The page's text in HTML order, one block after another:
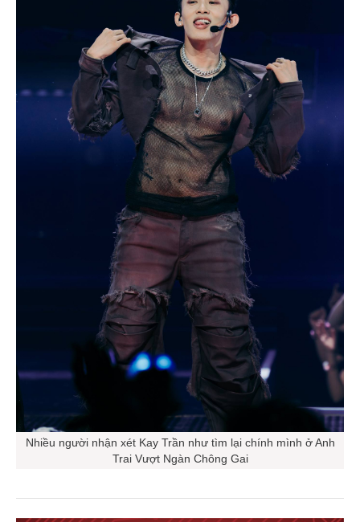
Nhiều người nhận xét Kay Trần như tìm lại chính mình ở Anh
Trai Vượt Ngàn Chông Gai